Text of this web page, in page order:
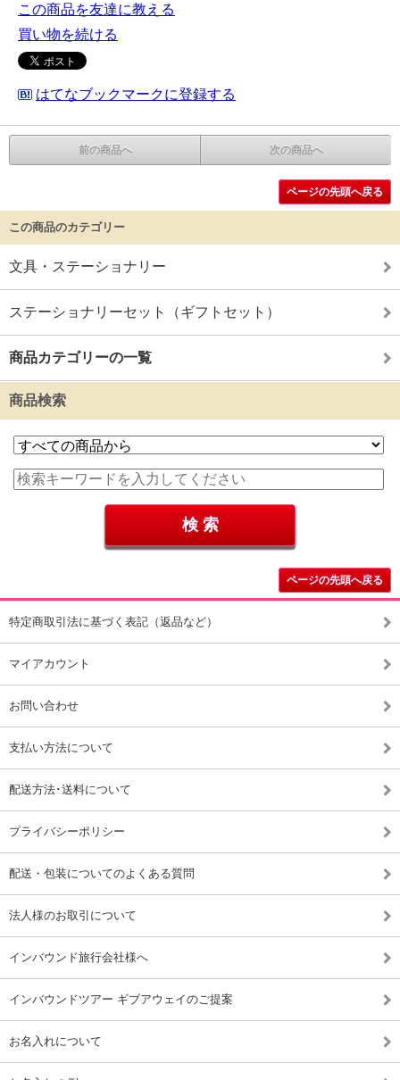
この商品を友達に教える
買い物を続ける
はてなブックマークに登録する
前の商品へ 次の商品へ
ページの先頭へ戻る
この商品のカテゴリー
文具・ステーショナリー
ステーショナリーセット（ギフトセット）
商品カテゴリーの一覧
商品検索
ページの先頭へ戻る
特定商取引法に基づく表記（返品など）
マイアカウント
お問い合わせ
支払い方法について
配送方法･送料について
プライバシーポリシー
配送・包装についてのよくある質問
法人様のお取引について
インバウンド旅行会社様へ
インバウンドツアー ギブアウェイのご提案
お名入れについて